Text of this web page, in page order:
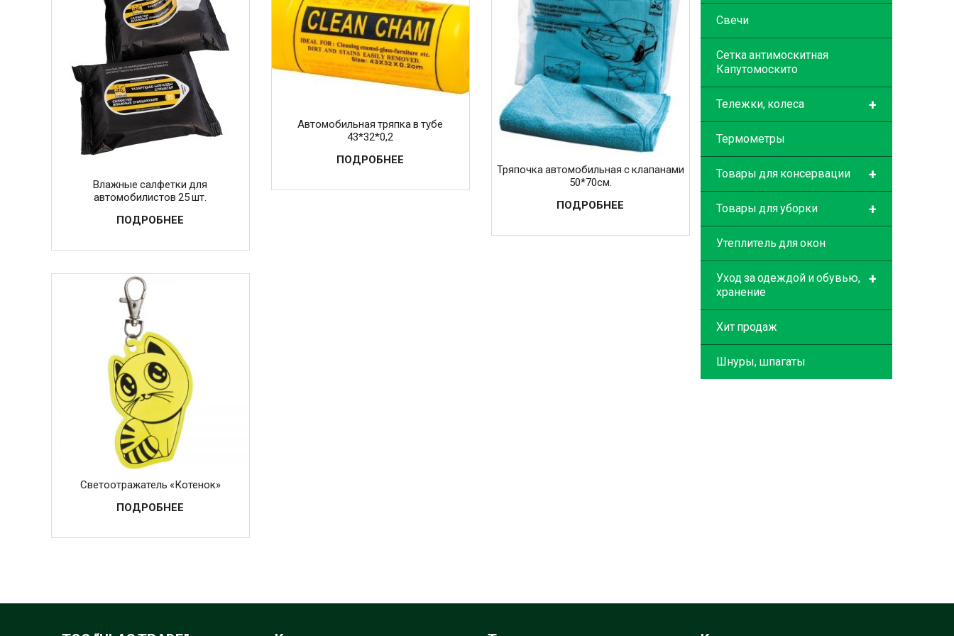
Влажные салфетки для
автомобилистов 25 шт.
ПОДРОБНЕЕ
Автомобильная тряпка в тубе
43*32*0,2
ПОДРОБНЕЕ
Тряпочка автомобильная с клапанами
50*70см.
ПОДРОБНЕЕ
Светоотражатель «Котенок»
ПОДРОБНЕЕ
Свечи
Сетка антимоскитная
Капутомоскито
+
Тележки, колеса
Термометры
+
Товары для консервации
+
Товары для уборки
Утеплитель для окон
+
Уход за одеждой и обувью,
хранение
Хит продаж
Шнуры, шпагаты